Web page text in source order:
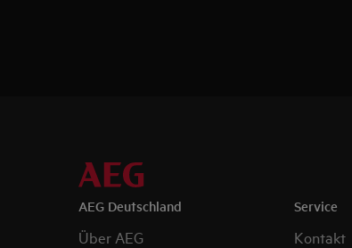
AEG Deutschland
Über AEG
Service
Kontakt